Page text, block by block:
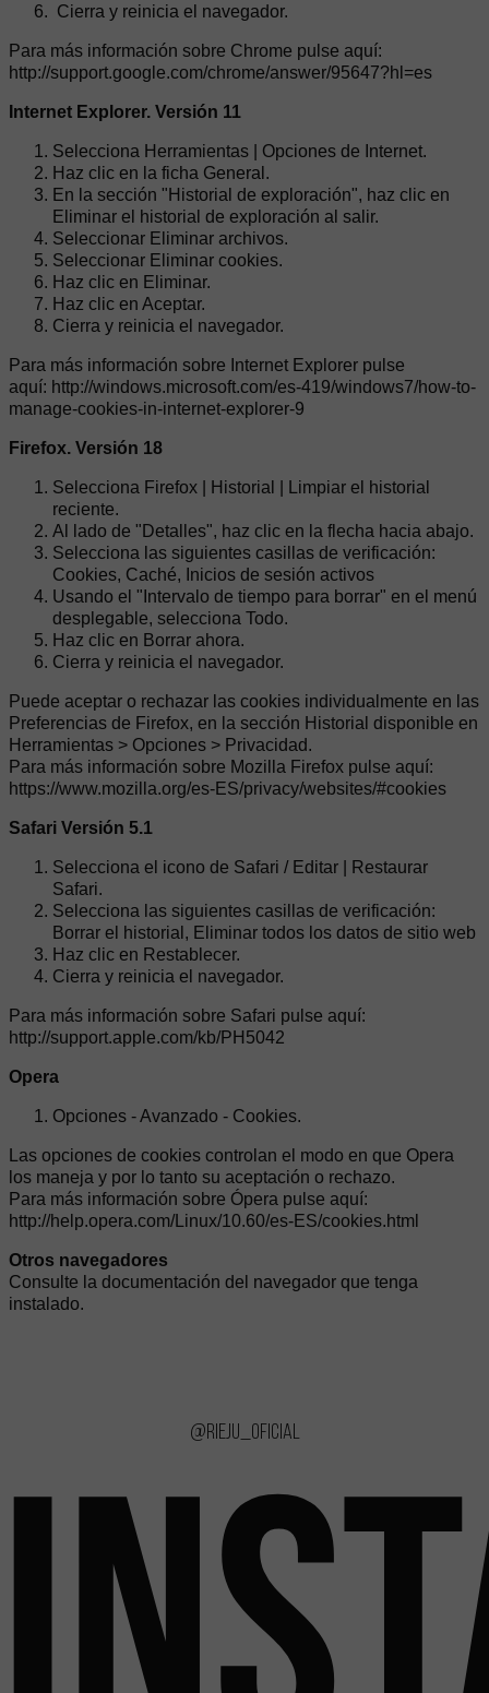
Cierra y reinicia el navegador.
Para más información sobre Chrome pulse aquí:
http://support.google.com/chrome/answer/95647?hl=es
Internet Explorer. Versión 11
Selecciona Herramientas | Opciones de Internet.
Haz clic en la ficha General.
En la sección "Historial de exploración", haz clic en
Eliminar el historial de exploración al salir.
Seleccionar Eliminar archivos.
Seleccionar Eliminar cookies.
Haz clic en Eliminar.
Haz clic en Aceptar.
Cierra y reinicia el navegador.
Para más información sobre Internet Explorer pulse
aquí: http://windows.microsoft.com/es-419/windows7/how-to-
manage-cookies-in-internet-explorer-9
Firefox. Versión 18
Selecciona Firefox | Historial | Limpiar el historial
reciente.
Al lado de "Detalles", haz clic en la flecha hacia abajo.
Selecciona las siguientes casillas de verificación:
Cookies, Caché, Inicios de sesión activos
Usando el "Intervalo de tiempo para borrar" en el menú
desplegable, selecciona Todo.
Haz clic en Borrar ahora.
Cierra y reinicia el navegador.
Puede aceptar o rechazar las cookies individualmente en las
Preferencias de Firefox, en la sección Historial disponible en
Herramientas > Opciones > Privacidad.
Para más información sobre Mozilla Firefox pulse aquí:
https://www.mozilla.org/es-ES/privacy/websites/#cookies
Safari Versión 5.1
Selecciona el icono de Safari / Editar | Restaurar
Safari.
Selecciona las siguientes casillas de verificación:
Borrar el historial, Eliminar todos los datos de sitio web
Haz clic en Restablecer.
Cierra y reinicia el navegador.
Para más información sobre Safari pulse aquí:
http://support.apple.com/kb/PH5042
Opera
Opciones - Avanzado - Cookies.
Las opciones de cookies controlan el modo en que Opera
los maneja y por lo tanto su aceptación o rechazo.
Para más información sobre Ópera pulse aquí:
http://help.opera.com/Linux/10.60/es-ES/cookies.html
Otros navegadores
Consulte la documentación del navegador que tenga
instalado.
@rieju_oficial